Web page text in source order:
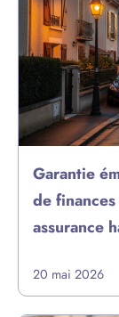
Garantie
de
assurance
20 mai 2026